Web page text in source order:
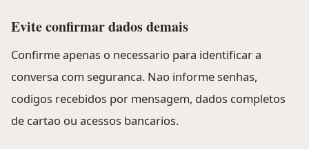
Evite confirmar dados demais
Confirme apenas o necessario para identificar a
conversa com seguranca. Nao informe senhas,
codigos recebidos por mensagem, dados completos
de cartao ou acessos bancarios.